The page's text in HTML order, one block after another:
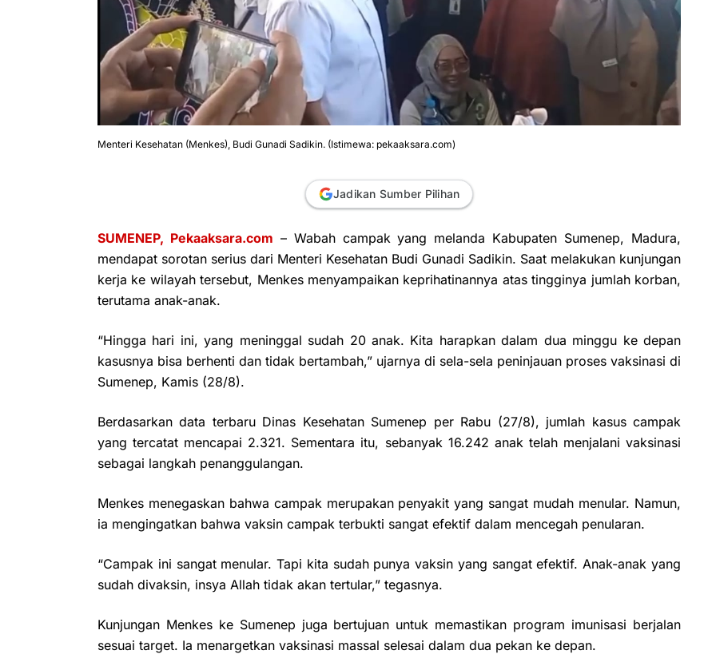
Menteri Kesehatan (Menkes), Budi Gunadi Sadikin. (Istimewa: pekaaksara.com)
Jadikan Sumber Pilihan
SUMENEP, Pekaaksara.com – Wabah campak yang melanda Kabupaten Sumenep, Madura,
mendapat sorotan serius dari Menteri Kesehatan Budi Gunadi Sadikin. Saat melakukan kunjungan
kerja ke wilayah tersebut, Menkes menyampaikan keprihatinannya atas tingginya jumlah korban,
terutama anak-anak.
“Hingga hari ini, yang meninggal sudah 20 anak. Kita harapkan dalam dua minggu ke depan
kasusnya bisa berhenti dan tidak bertambah,” ujarnya di sela-sela peninjauan proses vaksinasi di
Sumenep, Kamis (28/8).
Berdasarkan data terbaru Dinas Kesehatan Sumenep per Rabu (27/8), jumlah kasus campak
yang tercatat mencapai 2.321. Sementara itu, sebanyak 16.242 anak telah menjalani vaksinasi
sebagai langkah penanggulangan.
Menkes menegaskan bahwa campak merupakan penyakit yang sangat mudah menular. Namun,
ia mengingatkan bahwa vaksin campak terbukti sangat efektif dalam mencegah penularan.
“Campak ini sangat menular. Tapi kita sudah punya vaksin yang sangat efektif. Anak-anak yang
sudah divaksin, insya Allah tidak akan tertular,” tegasnya.
Kunjungan Menkes ke Sumenep juga bertujuan untuk memastikan program imunisasi berjalan
sesuai target. Ia menargetkan vaksinasi massal selesai dalam dua pekan ke depan.